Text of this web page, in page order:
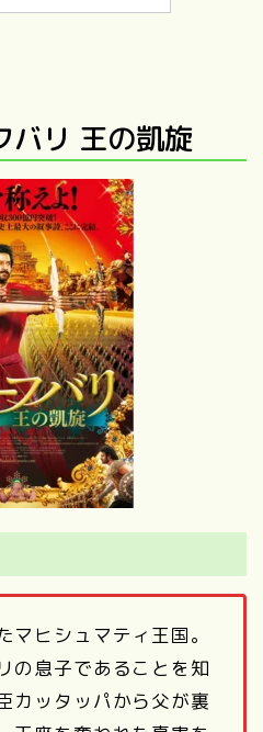
リ 王の凱旋
ヒシュマティ王国。
の息子であることを知
カッタッパから父が裏